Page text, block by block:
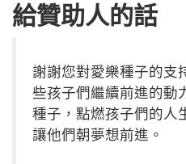
給贊助人的話
謝謝您對愛樂種子的支
些孩子們繼續前進的動
種子，點燃孩子們的人
讓他們朝夢想前進。